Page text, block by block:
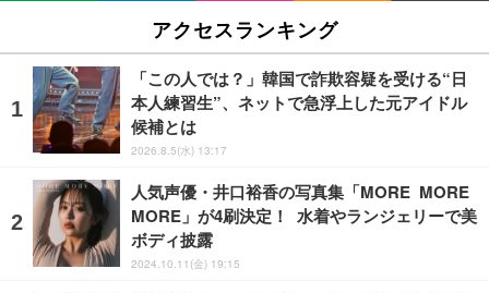
アクセスランキング
「この人では？」韓国で詐欺容疑を受ける“日
本人練習生”、ネットで急浮上した元アイドル
候補とは
2026.8.5(水) 13:17
人気声優・井口裕香の写真集「MORE MORE
MORE」が4刷決定！ 水着やランジェリーで美
ボディ披露
2024.10.11(金) 19:15